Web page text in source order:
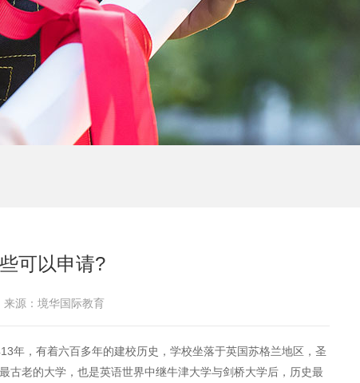
可以申请?
来源：境华国际教育
，有着六百多年的建校历史，学校坐落于英国苏格兰地区，圣
古老的大学，也是英语世界中继牛津大学与剑桥大学后，历史最